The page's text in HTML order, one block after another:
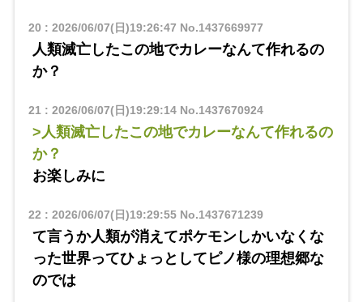
20 : 2026/06/07(日)19:26:47 No.1437669977
人類滅亡したこの地でカレーなんて作れるの
か？
21 : 2026/06/07(日)19:29:14No.1437670924
>人類滅亡したこの地でカレーなんて作れるの
か？
お楽しみに
22 : 2026/06/07(日)19:29:55No.1437671239
て言うか人類が消えてポケモンしかいなくな
った世界ってひょっとしてピノ様の理想郷な
のでは